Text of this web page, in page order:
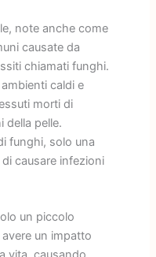
note anche come
causate da
chiamati funghi.
caldi e
morti di
della pelle.
funghi, solo una
causare infezioni
un piccolo
un impatto